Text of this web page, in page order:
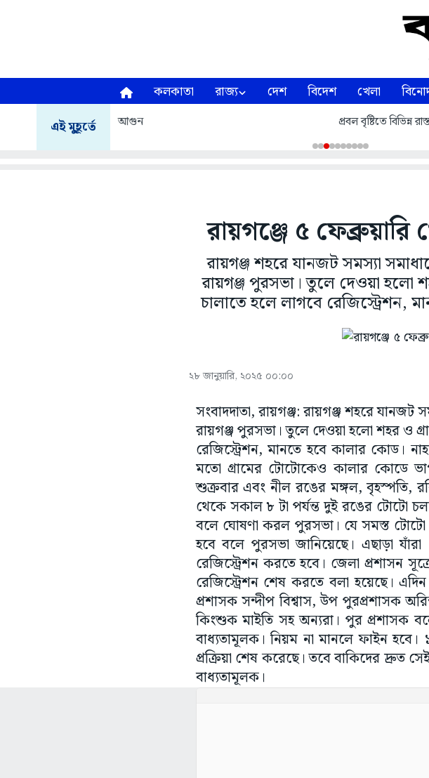
কলকাতা রাজ্য দেশ বিদেশ খেলা
এই মুহূর্তে প্রবল বৃষ্টিতে বিভিন্ন রাস্তায় জল জমে যাওয়ায় তীব্র যানজটে
রায়গঞ্জে ৫
রায়গঞ্জ শহরে যানজট সমস্যা
রায়গঞ্জ পুরসভা। তুলে দেওয়া হলো
চালাতে হলে লাগবে রেজিস্ট্রেশন,
২৮ জানুয়ারি, ২০২৫ ০০:০০
সংবাদদাতা, রায়গঞ্জ: রায়গঞ্জ শহরে
রায়গঞ্জ পুরসভা। তুলে দেওয়া হলো শহর ও
রেজিস্ট্রেশন, মানতে হবে কালার কোড।
মতো গ্রামের টোটোকেও কালার কোডে
শুক্রবার এবং নীল রঙের মঙ্গল, বৃহস্পতি,
থেকে সকাল ৮ টা পর্যন্ত দুই রঙের টোটো
বলে ঘোষণা করল পুরসভা। যে সমস্ত টোটো
হবে বলে পুরসভা জানিয়েছে। এছাড়া
রেজিস্ট্রেশন করতে হবে। জেলা প্রশাসন
রেজিস্ট্রেশন শেষ করতে বলা হয়েছে।
প্রশাসক সন্দীপ বিশ্বাস, উপ পুরপ্রশাসক
কিংশুক মাইতি সহ অন্যরা। পুর প্রশাসক
বাধ্যতামূলক। নিয়ম না মানলে ফাইন হবে।
প্রক্রিয়া শেষ করেছে। তবে বাকিদের দ্রুত
বাধ্যতামূলক।